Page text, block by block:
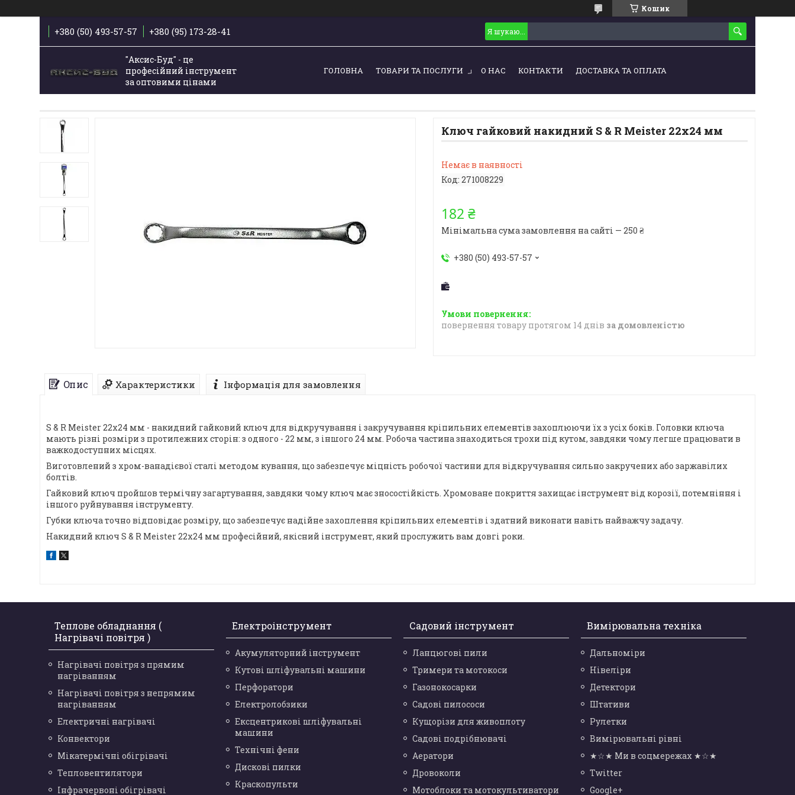
Кошик
+380 (50) 493-57-57 +380 (95) 173-28-41
"Аксис-Буд" - це
професійний інструмент
за оптовими цінами
ГОЛОВНА ТОВАРИ ТА ПОСЛУГИ О НАС КОНТАКТИ ДОСТАВКА ТА ОПЛАТА
Ключ гайковий накидний S & R Meister 22x24 мм
Немає в наявності
Код: 271008229
182 ₴
Мінімальна сума замовлення на сайті — 250 ₴
+380 (50) 493-57-57
повернення товару протягом 14 днів за домовленістю
Опис Характеристики Інформація для замовлення
S & R Meister 22x24 мм - накидний гайковий ключ для відкручування і закручування кріпильних елементів захоплюючи їх з усіх боків. Головки ключа
мають різні розміри з протилежних сторін: з одного - 22 мм, з іншого 24 мм. Робоча частина знаходиться трохи під кутом, завдяки чому легше працювати в
важкодоступних місцях.
Виготовлений з хром-ванадієвої сталі методом кування, що забезпечує міцність робочої частини для відкручування сильно закручених або заржавілих
болтів.
Гайковий ключ пройшов термічну загартування, завдяки чому ключ має зносостійкість. Хромоване покриття захищає інструмент від корозії, потемніння і
іншого руйнування інструменту.
Губки ключа точно відповідає розміру, що забезпечує надійне захоплення кріпильних елементів і здатний виконати навіть найважчу задачу.
Накидний ключ S & R Meister 22х24 мм професійний, якісний інструмент, який прослужить вам довгі роки.
Теплове обладнання (
Нагрівачі повітря )
Нагрівачі повітря з прямим
нагріванням
Нагрівачі повітря з непрямим
нагріванням
Електричні нагрівачі
Конвектори
Мікатермічні обігрівачі
Тепловентилятори
Інфрачервоні обігрівачі
Електроінструмент
Акумуляторний інструмент
Кутові шліфувальні машини
Перфоратори
Електролобзики
Ексцентрикові шліфувальні
машини
Технічні фени
Дискові пилки
Краскопульти
Садовий інструмент
Ланцюгові пили
Тримери та мотокоси
Газонокосарки
Садові пилососи
Кущорізи для живоплоту
Садові подрібнювачі
Аератори
Дровоколи
Мотоблоки та мотокультиватори
Вимірювальна техніка
Дальноміри
Нівеліри
Детектори
Штативи
Рулетки
Вимірювальні рівні
★☆★ Ми в соцмережах ★☆★
Twitter
Google+